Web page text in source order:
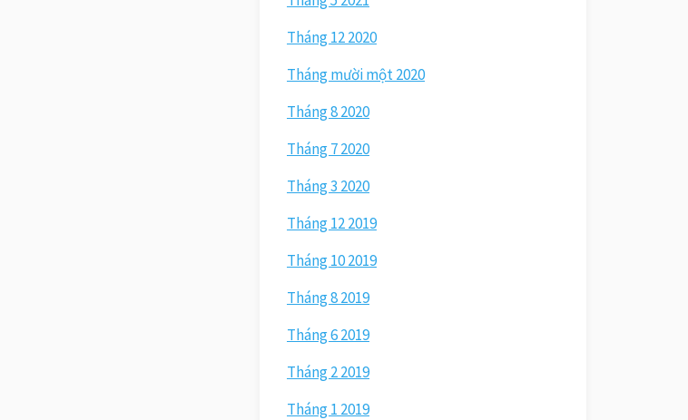
Tháng 12 2020
Tháng mười một 2020
Tháng 8 2020
Tháng 7 2020
Tháng 3 2020
Tháng 12 2019
Tháng 10 2019
Tháng 8 2019
Tháng 6 2019
Tháng 2 2019
Tháng 1 2019